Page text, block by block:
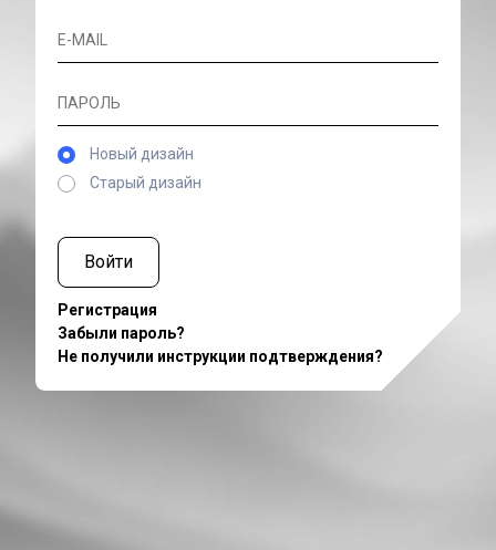
Новый дизайн
Старый дизайн
Войти
Регистрация
Забыли пароль?
Не получили инструкции подтверждения?